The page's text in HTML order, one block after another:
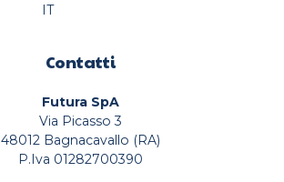
IT
Contatti
Futura SpA
Via Picasso 3
48012 Bagnacavallo (RA)
P.Iva 01282700390